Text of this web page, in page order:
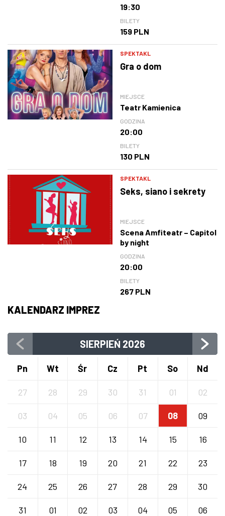
19:30
BILETY
159 PLN
SPEKTAKL
Gra o dom
MIEJSCE
Teatr Kamienica
GODZINA
20:00
BILETY
130 PLN
SPEKTAKL
Seks, siano i sekrety
MIEJSCE
Scena Amfiteatr – Capitol
by night
GODZINA
20:00
BILETY
267 PLN
KALENDARZ IMPREZ
SIERPIEŃ 2026
Pn Wt Śr Cz Pt So Nd
27 28 29 30 31 01 02
03 04 05 06 07 08 09
10 11 12 13 14 15 16
17 18 19 20 21 22 23
24 25 26 27 28 29 30
31 01 02 03 04 05 06